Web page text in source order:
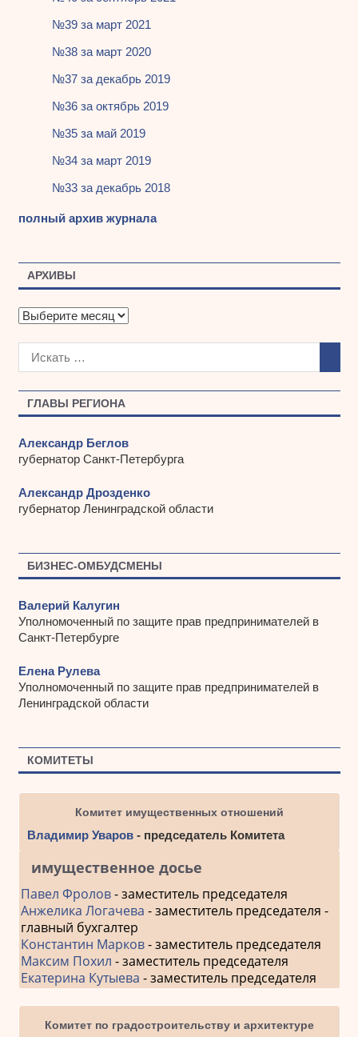
ГЛАВЫ РЕГИОНА
Александр Беглов
губернатор Санкт-Петербурга
Александр Дрозденко
губернатор Ленинградской области
БИЗНЕС-ОМБУДСМЕНЫ
Валерий Калугин
Уполномоченный по защите прав предпринимателей в
Санкт-Петербурге
Елена Рулева
Уполномоченный по защите прав предпринимателей в
Ленинградской области
КОМИТЕТЫ
Комитет имущественных отношений
Владимир Уваров- председатель Комитета
имущественное досье
Павел Фролов- заместитель председателя
Анжелика Логачева - заместитель председателя -
главный бухгалтер
Константин Марков- заместитель председателя
Максим Похил - заместитель председателя
Екатерина Кутыева - заместитель председателя
Комитет по градостроительству и архитектуре
№39 за март 2021
№38 за март 2020
№37 за декабрь 2019
№36 за октябрь 2019
№35 за май 2019
№34 за март 2019
№33 за декабрь 2018
полный архив журнала
АРХИВЫ
А
х
ы